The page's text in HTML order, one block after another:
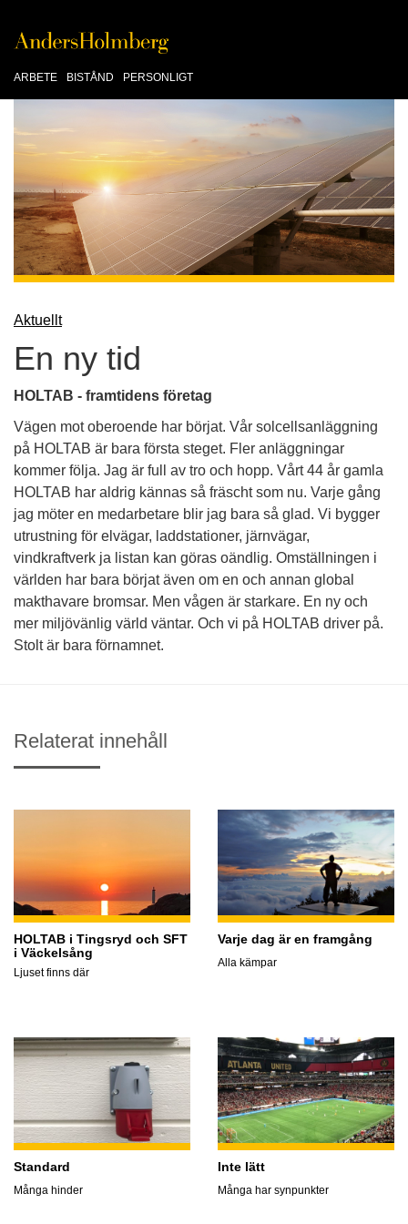
ARBETE BISTÅND PERSONLIGT
Aktuellt
En ny tid
HOLTAB - framtidens företag
Vägen mot oberoende har börjat. Vår solcellsanläggning
på HOLTAB är bara första steget. Fler anläggningar
kommer följa. Jag är full av tro och hopp. Vårt 44 år gamla
HOLTAB har aldrig kännas så fräscht som nu. Varje gång
jag möter en medarbetare blir jag bara så glad. Vi bygger
utrustning för elvägar, laddstationer, järnvägar,
vindkraftverk ja listan kan göras oändlig. Omställningen i
världen har bara börjat även om en och annan global
makthavare bromsar. Men vågen är starkare. En ny och
mer miljövänlig värld väntar. Och vi på HOLTAB driver på.
Stolt är bara förnamnet.
Relaterat innehåll
HOLTAB i Tingsryd och SFT
i Väckelsång
Ljuset finns där
Varje dag är en framgång
Alla kämpar
Standard
Många hinder
Inte lätt
Många har synpunkter